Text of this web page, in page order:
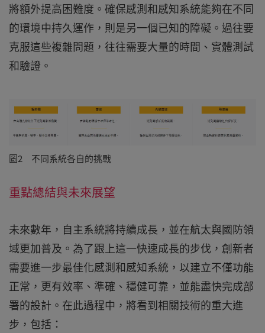
將額外提高困難度。確保感測和感知系統能夠在不同
的環境中持久運作，則是另一個已知的障礙。過往要
克服這些複雜問題，往往需要大量的時間、實體測試
和驗證。
圖2 不同系統各自的挑戰
重點總結與未來展望
未來數年，自主系統將持續成長，並在航太與國防領
域更加普及。為了跟上這一快速成長的步伐，創新者
需要進一步最佳化感測和感知系統，以建立不僅功能
正常，更有效率、準確、穩健可靠，並能盡快完成部
署的設計。在此過程中，將看到相關技術的重大進
步，包括：